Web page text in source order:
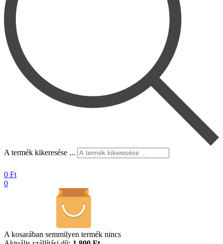
A termék kikeresése ...
0 Ft
0
A kosarában semmilyen termék nincs